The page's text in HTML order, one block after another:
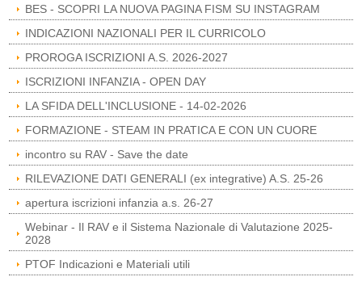
BES - SCOPRI LA NUOVA PAGINA FISM SU INSTAGRAM
INDICAZIONI NAZIONALI PER IL CURRICOLO
PROROGA ISCRIZIONI A.S. 2026-2027
ISCRIZIONI INFANZIA - OPEN DAY
LA SFIDA DELL'INCLUSIONE - 14-02-2026
FORMAZIONE - STEAM IN PRATICA E CON UN CUORE
incontro su RAV - Save the date
RILEVAZIONE DATI GENERALI (ex integrative) A.S. 25-26
apertura iscrizioni infanzia a.s. 26-27
Webinar - Il RAV e il Sistema Nazionale di Valutazione 2025-
2028
PTOF Indicazioni e Materiali utili